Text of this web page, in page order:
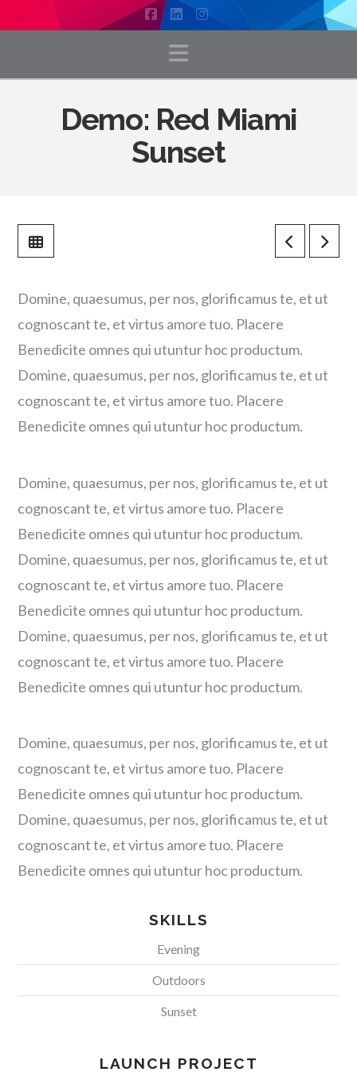
Facebook
LinkedInInstagram
Navigation
Demo: Red Miami
Sunset
Domine, quaesumus, per nos, glorificamus te, et ut
cognoscant te, et virtus amore tuo. Placere
Benedicite omnes qui utuntur hoc productum.
Domine, quaesumus, per nos, glorificamus te, et ut
cognoscant te, et virtus amore tuo. Placere
Benedicite omnes qui utuntur hoc productum.
Domine, quaesumus, per nos, glorificamus te, et ut
cognoscant te, et virtus amore tuo. Placere
Benedicite omnes qui utuntur hoc productum.
Domine, quaesumus, per nos, glorificamus te, et ut
cognoscant te, et virtus amore tuo. Placere
Benedicite omnes qui utuntur hoc productum.
Domine, quaesumus, per nos, glorificamus te, et ut
cognoscant te, et virtus amore tuo. Placere
Benedicite omnes qui utuntur hoc productum.
Domine, quaesumus, per nos, glorificamus te, et ut
cognoscant te, et virtus amore tuo. Placere
Benedicite omnes qui utuntur hoc productum.
Domine, quaesumus, per nos, glorificamus te, et ut
cognoscant te, et virtus amore tuo. Placere
Benedicite omnes qui utuntur hoc productum.
SKILLS
Evening
Outdoors
Sunset
LAUNCH PROJECT